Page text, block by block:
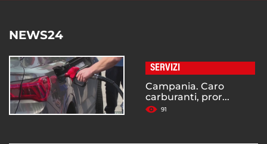
NEWS24
SERVIZI
Campania. Caro
carburanti, pror...
91